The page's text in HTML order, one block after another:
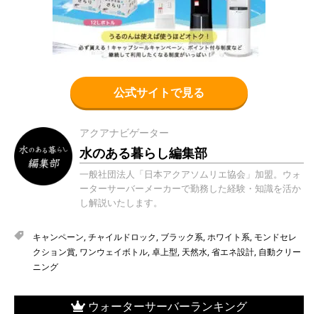
公式サイトで見る
アクアナビゲーター
水のある暮らし編集部
一般社団法人「日本アクアソムリエ協会」加盟。ウォ
ーターサーバーメーカーで勤務した経験・知識を活か
し解説いたします。
キャンペーン,チャイルドロック, ブラック系,ホワイト系, モンドセレ
クション賞, ワンウェイボトル,卓上型,天然水,省エネ設計, 自動クリー
ニング
ウォーターサーバーランキング